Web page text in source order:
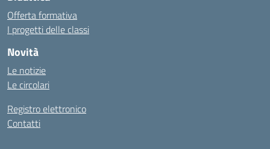
Offerta formativa
I progetti delle classi
Novità
Le notizie
Le circolari
Registro elettronico
Contatti